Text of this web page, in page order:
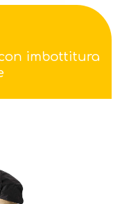
imbottitura